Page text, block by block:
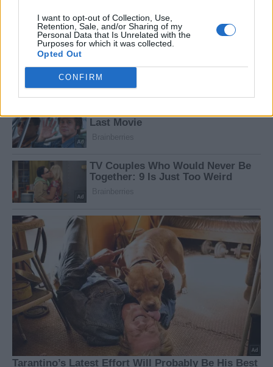
I want to opt-out of Collection, Use,
Retention, Sale, and/or Sharing of my
Personal Data that Is Unrelated with the
Purposes for which it was collected.
Opted Out
CONFIRM